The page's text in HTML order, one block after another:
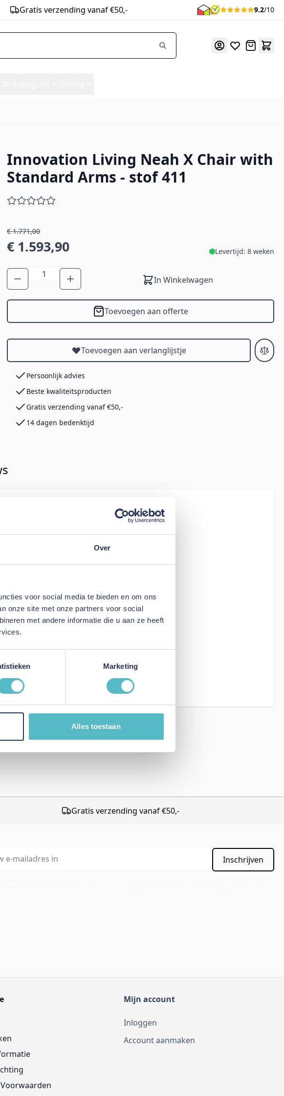
Over
voor social media te bieden en om ons
onze site met onze partners voor social
met andere informatie die u aan ze heeft
Marketing
Alles toestaan
Gratis verzending vanaf €50,- 9.2/10
Offerte
- stof 411
Innovation Living Neah X Chair with
Standard Arms - stof 411
€ 1.771,00
€ 1.593,90 Levertijd: 8 weken
Aantal
In Winkelwagen
Toevoegen aan offerte
Toevoegen aan verlanglijstje
Persoonlijk advies
Beste kwaliteitsproducten
Gratis verzending vanaf €50,-
14 dagen bedenktijd
with Standard Arms - stof 411
is protected by reCAPTCHA - the
Gratis verzending vanaf €50,-
Inschrijven
Mijn account
Inloggen
Account aanmaken